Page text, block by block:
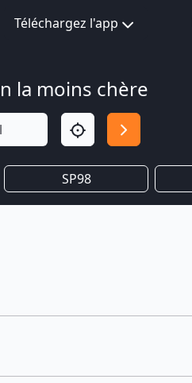
Téléchargez l'app
la moins chère
SP98